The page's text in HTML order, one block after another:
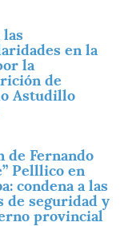
en la
la
de
Astudillo
de Fernando
Pelllico en
condena a las
de seguridad y
provincial